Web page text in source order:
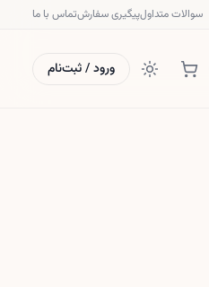
سوالات متداولپیگیری سفارشتماس با ما
ورود / ثبت‌نام